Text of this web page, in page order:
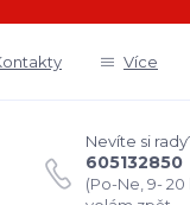
Více
Nevíte si
605132850
(Po-Ne, 9-